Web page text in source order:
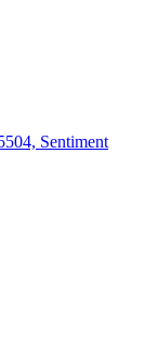
Sentiment